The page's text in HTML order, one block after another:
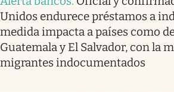
Unidos endurece préstamos a
medida impacta a países como
Guatemala y El Salvador, con la
migrantes indocumentados